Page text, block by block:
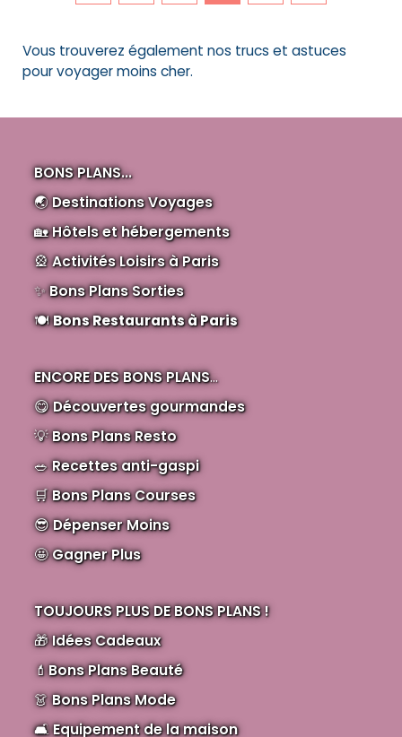
Vous trouverez également nos trucs et astuces
pour voyager moins cher.
BONS PLANS...
🌏Destinations Voyages
🏡Hôtels et hébergements
🎡Activités Loisirs à Paris
✨Bons Plans Sorties
🍽️Bons Restaurants à Paris
ENCORE DES BONS PLANS...
😋Découvertes gourmandes
💡Bons Plans Resto
🥗Recettes anti-gaspi
🛒Bons Plans Courses
😎Dépenser Moins
🤩Gagner Plus
TOUJOURS PLUS DE BONS PLANS !
🎁Idées Cadeaux
💄Bons Plans Beauté
👗Bons Plans Mode
🛋️Equipement de la maison